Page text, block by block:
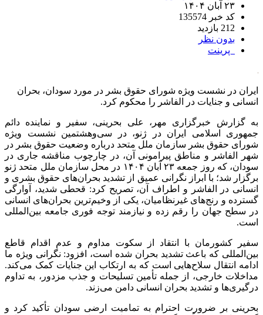
۲۳ آبان ۱۴۰۴
کد خبر 135574
212 بازدید
بدون نظر
پرینت
ایران در نشست ویژه شورای حقوق بشر در مورد سودان، بحران
انسانی و جنایات در الفاشر را محکوم کرد.
به گزارش خبرگزاری مهر، علی بحرینی، سفیر و نماینده دائم
جمهوری اسلامی ایران در ژنو، در سی‌وهشتمین نشست ویژه
شورای حقوق بشر سازمان ملل متحد درباره وضعیت حقوق بشر در
شهر
الفاشر
و مناطق پیرامونی آن، در چارچوب مناقشه جاری در
سودان، که روز جمعه ۲۳ آبان ۱۴۰۴ در محل سازمان ملل متحد ژنو
برگزار شد؛ با ابراز نگرانی عمیق از تشدید بحران‌های حقوق بشری و
انسانی در
الفاشر
و اطراف آن، تصریح کرد: قحطی شدید، آوارگی
گسترده و رنج‌های غیرنظامیان، یکی از وخیم‌ترین بحران‌های انسانی
در سطح جهان را رقم زده و نیازمند توجه فوری جامعه بین‌المللی
است.
سفیر کشورمان با انتقاد از سکوت مداوم و عدم اقدام قاطع
بین‌المللی که باعث تشدید بحران شده است، افزود: نگرانی ویژه ما
ادامه انتقال سلاح‌هایی است که به ارتکاب این جنایات کمک می‌کند.
مداخلات خارجی، از جمله تأمین تسلیحات و جذب مزدور، به تداوم
درگیری‌ها و تشدید بحران انسانی دامن می‌زند.
بحرینی بر ضرورت احترام به تمامیت ارضی سودان تأکید کرد و